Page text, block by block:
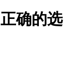
确的选